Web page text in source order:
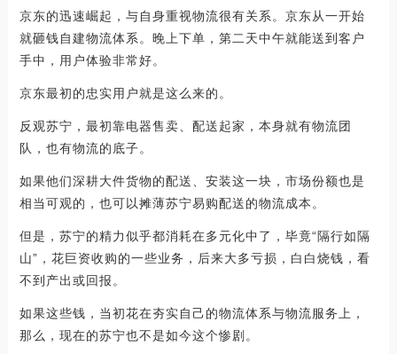
京东的迅速崛起，与自身重视物流很有关系。京东从一开始
就砸钱自建物流体系。晚上下单，第二天中午就能送到客户
手中，用户体验非常好。
京东最初的忠实用户就是这么来的。
反观苏宁，最初靠电器售卖、配送起家，本身就有物流团
队，也有物流的底子。
如果他们深耕大件货物的配送、安装这一块，市场份额也是
相当可观的，也可以摊薄苏宁易购配送的物流成本。
但是，苏宁的精力似乎都消耗在多元化中了，毕竟“隔行如隔
山”，花巨资收购的一些业务，后来大多亏损，白白烧钱，看
不到产出或回报。
如果这些钱，当初花在夯实自己的物流体系与物流服务上，
那么，现在的苏宁也不是如今这个惨剧。